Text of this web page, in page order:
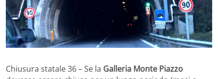
Chiusura statale 36 – Se la Galleria Monte Piazzo